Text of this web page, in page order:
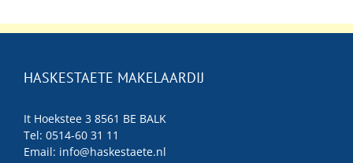
HASKESTAETE MAKELAARDIJ
It Hoekstee 3 8561 BE BALK
Tel: 0514-60 31 11
Email: info@haskestaete.nl